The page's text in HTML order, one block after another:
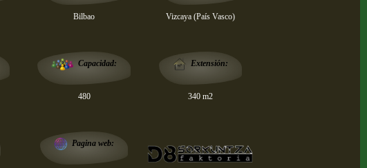
Bilbao Vizcaya (País Vasco)
Capacidad:
480
Extensión:
340 m2
Pagina web: